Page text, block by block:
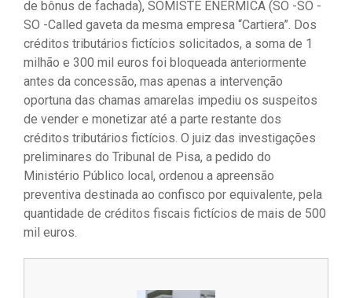
de bônus de fachada), SOMISTE ENERMICA (SO -SO -
SO -Called gaveta da mesma empresa “Cartiera”. Dos
créditos tributários fictícios solicitados, a soma de 1
milhão e 300 mil euros foi bloqueada anteriormente
antes da concessão, mas apenas a intervenção
oportuna das chamas amarelas impediu os suspeitos
de vender e monetizar até a parte restante dos
créditos tributários fictícios. O juiz das investigações
preliminares do Tribunal de Pisa, a pedido do
Ministério Público local, ordenou a apreensão
preventiva destinada ao confisco por equivalente, pela
quantidade de créditos fiscais fictícios de mais de 500
mil euros.